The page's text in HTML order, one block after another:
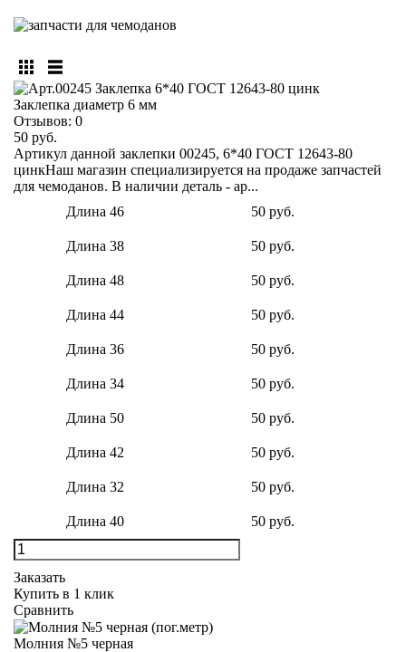
Заклепка диаметр 6 мм
Отзывов: 0
50 руб.
Артикул данной заклепки 00245, 6*40 ГОСТ 12643-80
цинкНаш магазин специализируется на продаже запчастей
для чемоданов. В наличии деталь - ар...
Длина 46
50 руб.
Длина 38 50 руб.
Длина 48 50 руб.
Длина 44 50 руб.
Длина 36 50 руб.
Длина 34 50 руб.
Длина 50 50 руб.
Длина 42 50 руб.
Длина 32 50 руб.
Длина 40 50 руб.
Заказать
Купить в 1 клик
Сравнить
Молния №5 черная